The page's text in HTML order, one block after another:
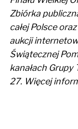
Zbiórka
całej Polsce
aukcji
Świątecznej
kanałach Grupy
27. Więcej